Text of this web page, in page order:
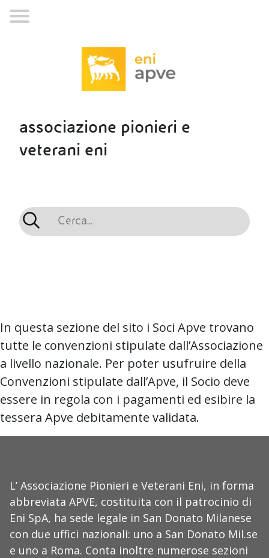
associazione pionieri e
veterani eni
In questa sezione del sito i Soci Apve trovano
tutte le convenzioni stipulate dall’Associazione
a livello nazionale. Per poter usufruire della
Convenzioni stipulate dall’Apve, il Socio deve
essere in regola con i pagamenti ed esibire la
tessera Apve debitamente validata.
L’ Associazione Pionieri e Veterani Eni, in forma
abbreviata APVE, costituita con il patrocinio di
Eni SpA, ha sede legale in San Donato Milanese
con due uffici nazionali: uno a San Donato Mil.se
e uno a Roma. Conta inoltre numerose sezioni